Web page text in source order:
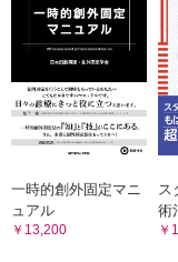
一時的創外固定マニ
ュアル
￥13,200
ス
術
￥